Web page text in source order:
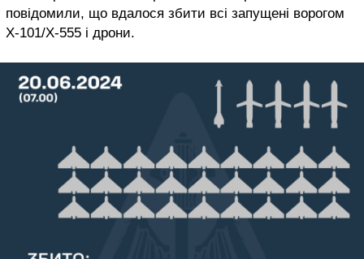
повідомили, що вдалося збити всі запущені ворогом
Х-101/X-555 і дрони.